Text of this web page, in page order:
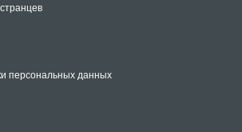
персональных данных